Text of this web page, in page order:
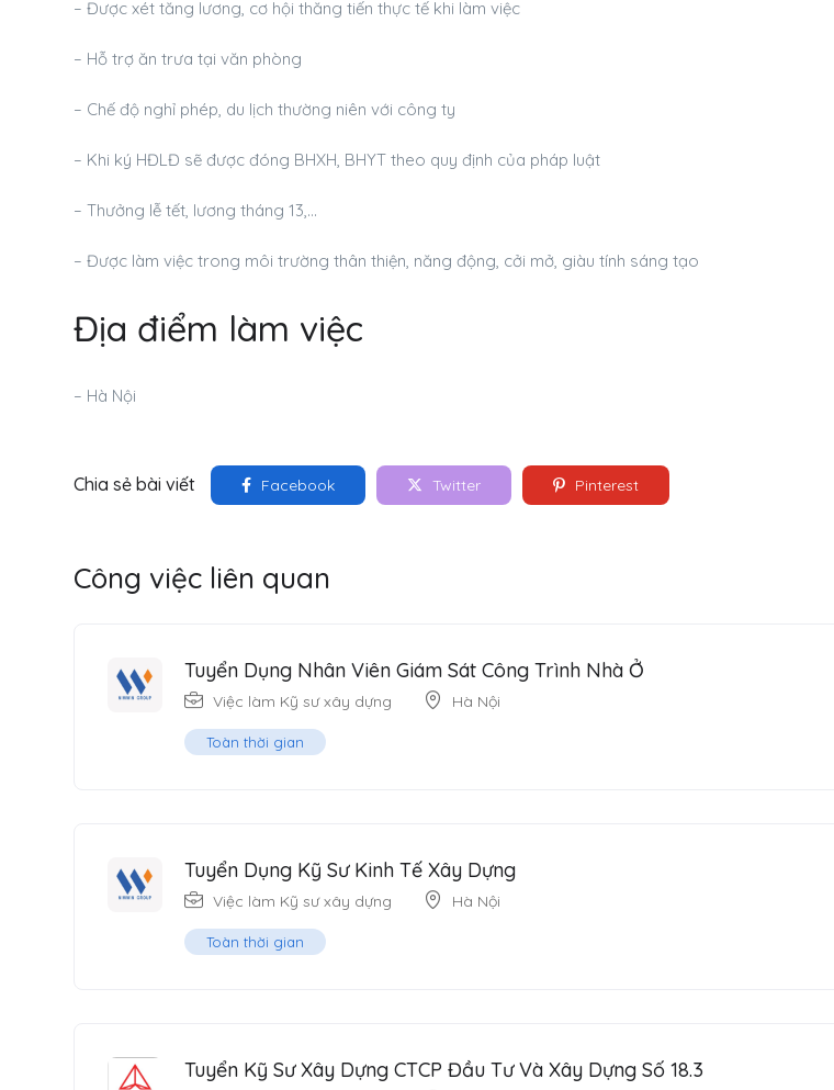
– Được xét tăng lương, cơ hội thăng tiến thực tế khi làm việc
– Hỗ trợ ăn trưa tại văn phòng
– Chế độ nghỉ phép, du lịch thường niên với công ty
– Khi ký HĐLĐ sẽ được đóng BHXH, BHYT theo quy định của pháp luật
– Thưởng lễ tết, lương tháng 13,…
– Được làm việc trong môi trường thân thiện, năng động, cởi mở, giàu tính sáng tạo
Địa điểm làm việc
– Hà Nội
Chia sẻ bài viết Facebook Twitter Pinterest
Công việc liên quan
Tuyển Dụng Nhân Viên Giám Sát Công Trình Nhà Ở
Việc làm Kỹ sư xây dựng Hà Nội
Toàn thời gian
Tuyển Dụng Kỹ Sư Kinh Tế Xây Dựng
Việc làm Kỹ sư xây dựng Hà Nội
Toàn thời gian
Tuyển Kỹ Sư Xây Dựng CTCP Đầu Tư Và Xây Dựng Số 18.3